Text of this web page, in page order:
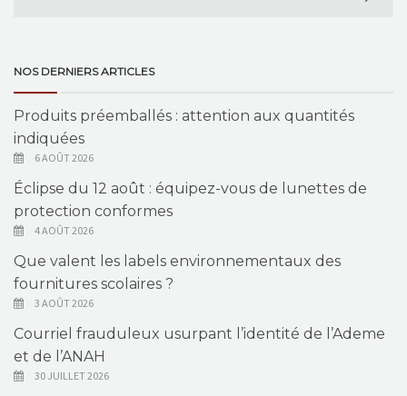
NOS DERNIERS ARTICLES
Produits préemballés : attention aux quantités
indiquées
6 AOÛT 2026
Éclipse du 12 août : équipez-vous de lunettes de
protection conformes
4 AOÛT 2026
Que valent les labels environnementaux des
fournitures scolaires ?
3 AOÛT 2026
Courriel frauduleux usurpant l’identité de l’Ademe
et de l’ANAH
30 JUILLET 2026